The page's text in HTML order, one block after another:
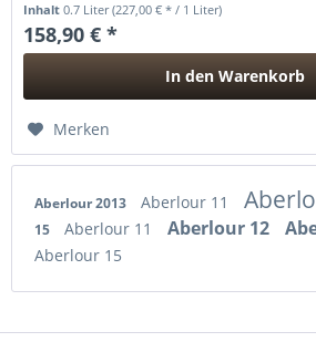
Inhalt0.7 Liter(227,00 € * / 1 Liter)
158,90 € *
In den Warenkorb
Merken
Aberlour 2013 Aberlour 11
15
Aberlour 11 Aberlour 12
Aberlour 15